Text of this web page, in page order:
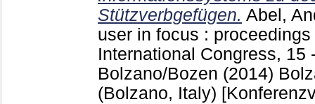
Stützverbgefügen. Abel,
user in focus :
International Congress, 15
Bolzano/Bozen (2014)
(Bolzano, Italy)